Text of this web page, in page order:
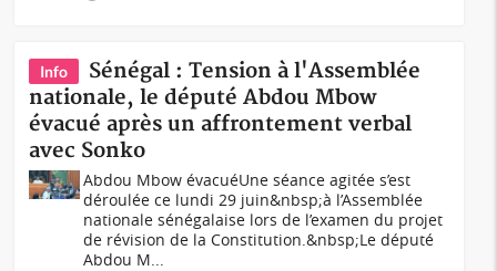
Info
Sénégal : Tension à l'Assemblée
nationale, le député Abdou Mbow
évacué après un affrontement verbal
avec Sonko
Abdou Mbow évacuéUne séance agitée s’est
déroulée ce lundi 29 juin&nbsp;à l’Assemblée
nationale sénégalaise lors de l’examen du projet
de révision de la Constitution.&nbsp;Le député
Abdou M...